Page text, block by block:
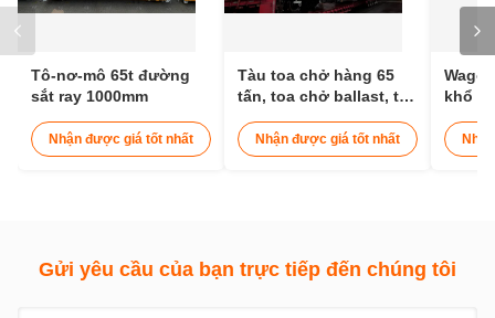
Tô-nơ-mô 65t đường
sắt ray 1000mm
Nhận được giá tốt nhất
Tàu toa chở hàng 65
tấn, toa chở ballast, toa
sắt 12 - 15 mét
Nhận được giá tốt nhất
khổ
máy
Gửi yêu cầu của bạn trực tiếp đến chúng tôi